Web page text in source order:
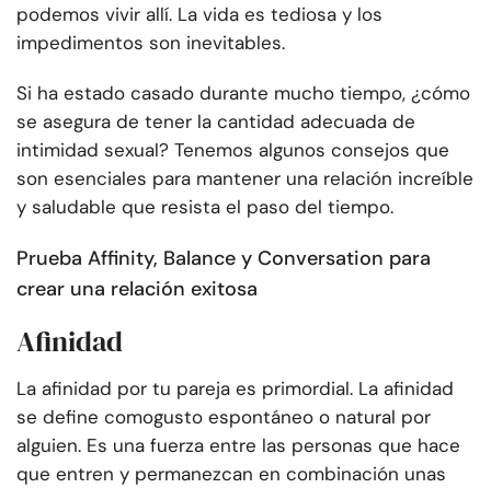
podemos vivir allí. La vida es tediosa y los
impedimentos son inevitables.
Si ha estado casado durante mucho tiempo, ¿cómo
se asegura de tener la cantidad adecuada de
intimidad sexual? Tenemos algunos consejos que
son esenciales para mantener una relación increíble
y saludable que resista el paso del tiempo.
Prueba Affinity, Balance y Conversation para
crear una relación exitosa
Afinidad
La afinidad por tu pareja es primordial. La afinidad
se define comogusto espontáneo o natural por
alguien. Es una fuerza entre las personas que hace
que entren y permanezcan en combinación unas